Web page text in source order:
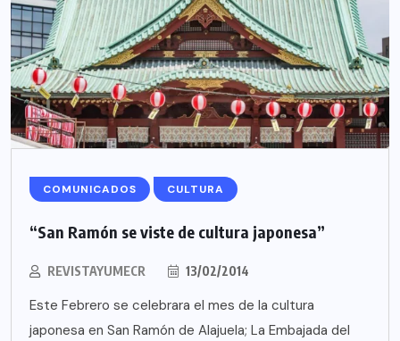
COMUNICADOS CULTURA
“San Ramón se viste de cultura japonesa”
REVISTAYUMECR 13/02/2014
Este Febrero se celebrara el mes de la cultura
japonesa en San Ramón de Alajuela; La Embajada del